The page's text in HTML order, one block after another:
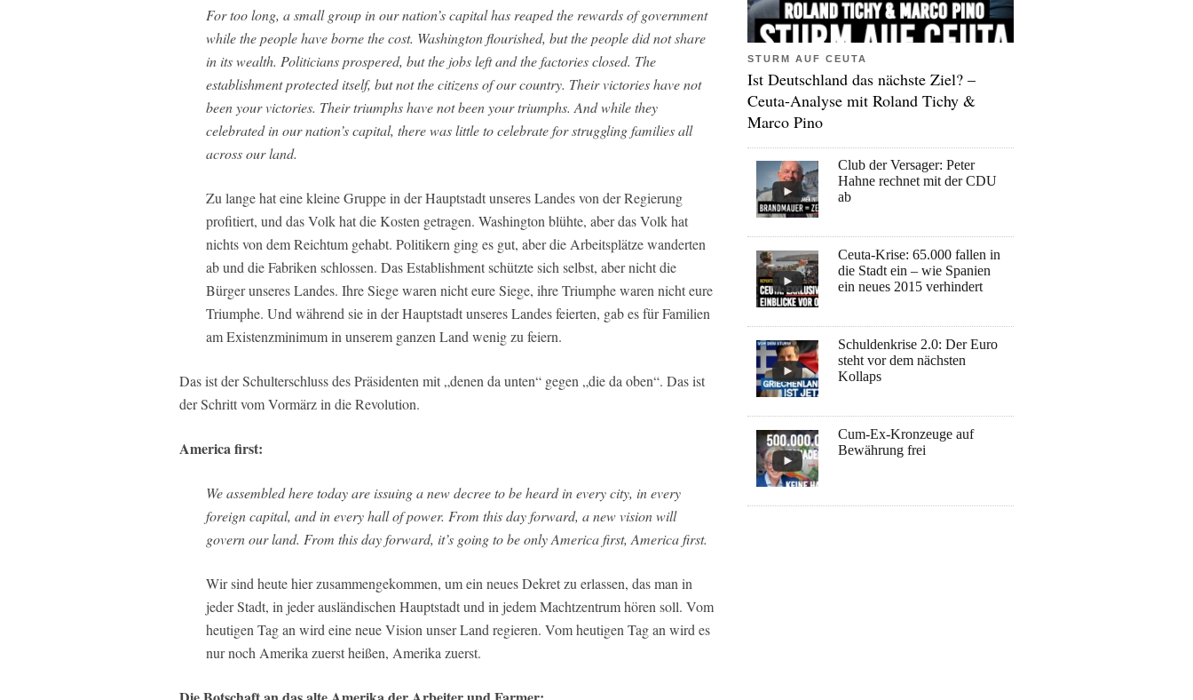
For too long, a small group in our nation’s capital has reaped the rewards of government
while the people have borne the cost. Washington flourished, but the people did not share
in its wealth. Politicians prospered, but the jobs left and the factories closed. The
establishment protected itself, but not the citizens of our country. Their victories have not
been your victories. Their triumphs have not been your triumphs. And while they
celebrated in our nation’s capital, there was little to celebrate for struggling families all
across our land.
Zu lange hat eine kleine Gruppe in der Hauptstadt unseres Landes von der Regierung
profitiert, und das Volk hat die Kosten getragen. Washington blühte, aber das Volk hat
nichts von dem Reichtum gehabt. Politikern ging es gut, aber die Arbeitsplätze wanderten
ab und die Fabriken schlossen. Das Establishment schützte sich selbst, aber nicht die
Bürger unseres Landes. Ihre Siege waren nicht eure Siege, ihre Triumphe waren nicht eure
Triumphe. Und während sie in der Hauptstadt unseres Landes feierten, gab es für Familien
am Existenzminimum in unserem ganzen Land wenig zu feiern.
Das ist der Schulterschluss des Präsidenten mit „denen da unten“ gegen „die da oben“. Das ist
der Schritt vom Vormärz in die Revolution.
America first:
We assembled here today are issuing a new decree to be heard in every city, in every
foreign capital, and in every hall of power. From this day forward, a new vision will
govern our land. From this day forward, it’s going to be only America first, America first.
Wir sind heute hier zusammengekommen, um ein neues Dekret zu erlassen, das man in
jeder Stadt, in jeder ausländischen Hauptstadt und in jedem Machtzentrum hören soll. Vom
heutigen Tag an wird eine neue Vision unser Land regieren. Vom heutigen Tag an wird es
nur noch Amerika zuerst heißen, Amerika zuerst.
STURM AUF CEUTA
Ist Deutschland das nächste Ziel? –
Ceuta-Analyse mit Roland Tichy &
Marco Pino
Club der Versager: Peter
Hahne rechnet mit der CDU
ab
Ceuta-Krise: 65.000 fallen in
die Stadt ein – wie Spanien
ein neues 2015 verhindert
Schuldenkrise 2.0: Der Euro
steht vor dem nächsten
Kollaps
Cum-Ex-Kronzeuge auf
Bewährung frei